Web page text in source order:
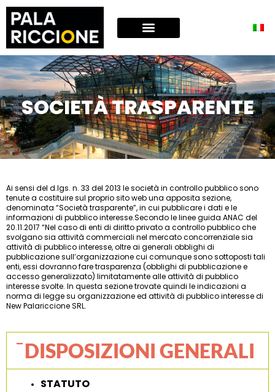
SOCIETÀ TRASPARENTE
Ai sensi del d.lgs. n. 33 del 2013 le società in controllo pubblico sono
tenute a costituire sul proprio sito web una apposita sezione,
denominata “Società trasparente”, in cui pubblicare i dati e le
informazioni di pubblico interesse.Secondo le linee guida ANAC del
20.11.2017 “Nel caso di enti di diritto privato a controllo pubblico che
svolgano sia attività commerciali nel mercato concorrenziale sia
attività di pubblico interesse, oltre ai generali obblighi di
pubblicazione sull’organizzazione cui comunque sono sottoposti tali
enti, essi dovranno fare trasparenza (obblighi di pubblicazione e
accesso generalizzato) limitatamente alle attività di pubblico
interesse svolte. In questa sezione trovate quindi le indicazioni a
norma di legge su organizzazione ed attività di pubblico interesse di
New Palariccione SRL.
DISPOSIZIONI GENERALI
STATUTO